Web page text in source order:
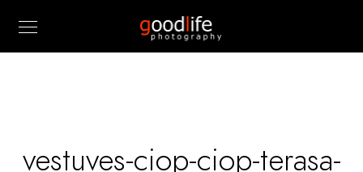
vestuves-ciop-ciop-terasa-